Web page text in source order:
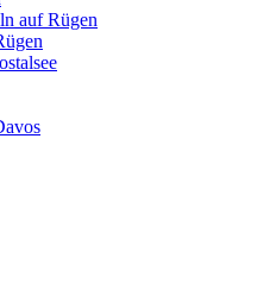
auf Rügen